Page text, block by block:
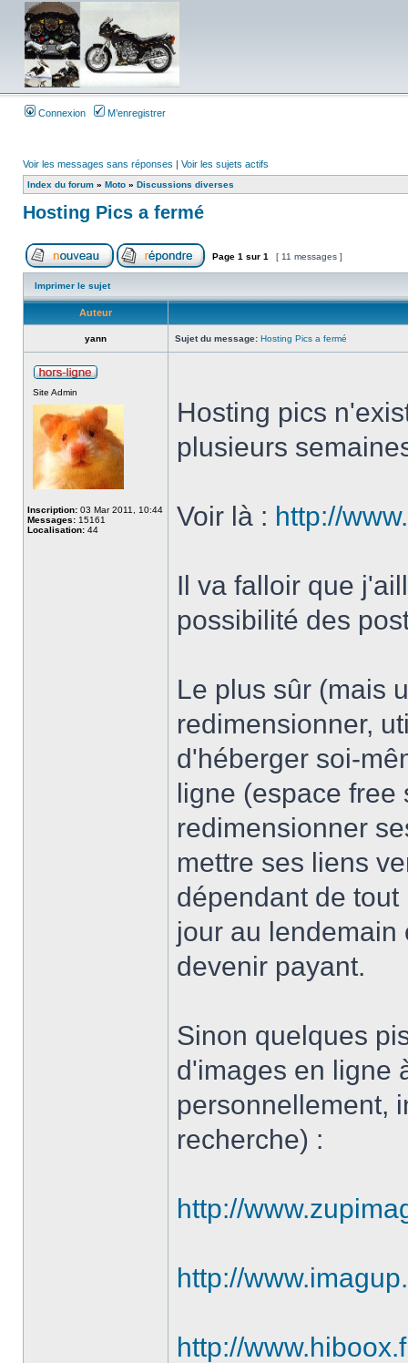
Connexion M’enregistrer
Voir les messages sans réponses | Voir les sujets actifs
Index du forum » Moto » Discussions diverses
Hosting Pics a fermé
Page 1 sur 1 [ 11 messages ]
Imprimer le sujet
Auteur
yann Sujet du message: Hosting Pics a fermé
Site Admin
Inscription: 03 Mar 2011, 10:44
Messages: 15161
Localisation: 44
Hosting pics
plusieurs
Voir là : http://
Il va falloir que
possibilité des
Le plus sûr (mais
redimensionner,
d'héberger soi-
ligne (espace free
redimensionner
mettre ses liens
dépendant de
jour au lendemain
devenir payant.
Sinon quelques
d'images en ligne
personnellement,
recherche) :
http://
http://
http://